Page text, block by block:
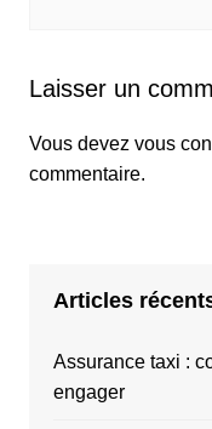
Laisser un
Vous devez vous
commentaire.
Articles
Assurance taxi :
engager